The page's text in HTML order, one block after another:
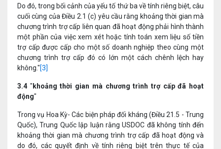
Do đó, trong bối cảnh của yếu tố thứ ba về tính riêng biệt, câu
cuối cùng của Điều 2.1 (c) yêu cầu rằng khoảng thời gian mà
chương trình trợ cấp liên quan đã hoạt động phải hình thành
một phần của việc xem xét hoặc tính toán xem liệu số tiền
trợ cấp được cấp cho một số doanh nghiệp theo cùng một
chương trình trợ cấp đó có lớn một cách chênh lệch hay
không."[3]
3.4 " khoảng thời gian mà chương trình trợ cấp đã hoạt
động"
Trong vụ Hoa Kỳ- Các biện pháp đối kháng (Điều 21.5 - Trung
Quốc), Trung Quốc lập luận rằng USDOC đã không tính đến
khoảng thời gian mà chương trình trợ cấp đã hoạt động và
do đó, các quyết định về tính riêng biệt trên thực tế của